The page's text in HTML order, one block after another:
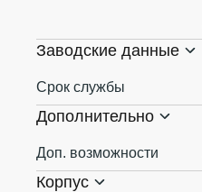
Заводские данные
Срок службы
Дополнительно
Доп. возможности
Корпус